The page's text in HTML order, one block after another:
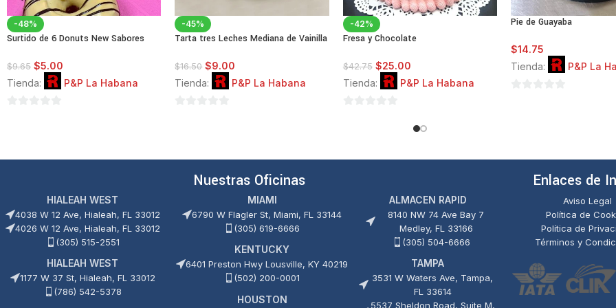
-48%
Surtido de 6 Donuts New Sabores
$9.65 $5.00
Tienda:
P&P La Habana
-45%
Tarta tres Leches Mediana de Vainilla
$16.50 $9.00
Tienda:
P&P La Habana
-42%
Fresa y Chocolate
$42.75 $25.00
Tienda:
P&P La Habana
Pie de Guayaba
$14.75
Tienda:
P&P La
Nuestras Oficinas
HIALEAH WEST
4038 W 12 Ave, Hialeah, FL 33012
4026 W 12 Ave, Hialeah, FL 33012
(305) 515-2551
HIALEAH WEST
1177 W 37 St, Hialeah, FL 33012
(786) 542-5378
MIAMI
6790 W Flagler St, Miami, FL 33144
(305) 619-6666
KENTUCKY
6401 Preston Hwy Lousville, KY 40219
(502) 200-0001
HOUSTON
ALMACEN RAPID
8140 NW 74 Ave Bay 7
Medley, FL 33166
(305) 504-6666
TAMPA
3531 W Waters Ave, Tampa,
FL 33614
5537 Sheldon Road, Suite M,
Enlaces de
Aviso Legal
Política de
Política de
Términos y